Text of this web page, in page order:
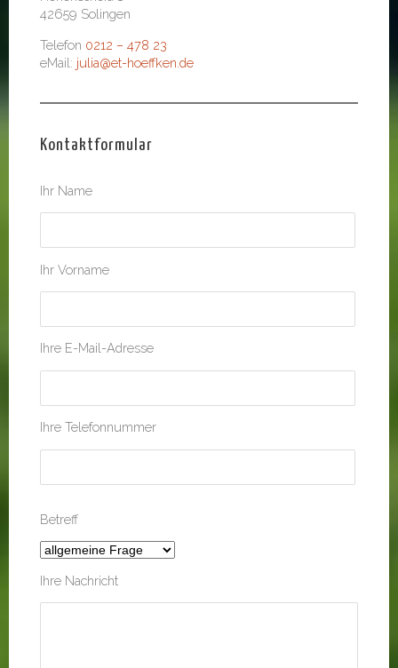
42659 Solingen
Telefon 0212 – 478 23
eMail: julia@et-hoeffken.de
Kontaktformular
Ihr Name
Ihr Vorname
Ihre E-Mail-Adresse
Ihre Telefonnummer
Betreff
Ihre Nachricht